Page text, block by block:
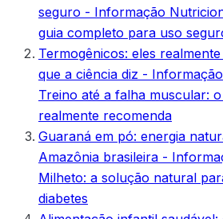
seguro - Informação
guia completo para uso
Termogênicos: eles
que a ciência diz -
Treino até a falha muscular:
realmente recomenda
Guaraná em pó: energia
Amazônia brasileira -
Milheto: a solução natural
diabetes